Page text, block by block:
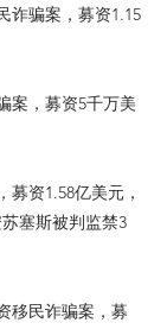
诈骗案，募资1.15
案，募资5千万美
募资1.58亿美元，
塞斯被判监禁3
移民诈骗案，募